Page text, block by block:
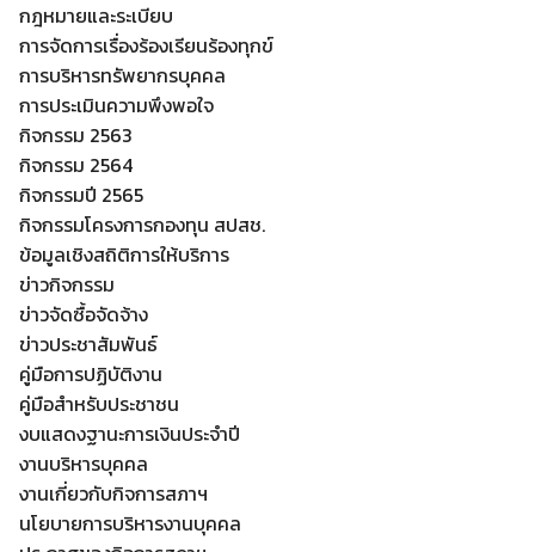
กฎหมายและระเบียบ
การจัดการเรื่องร้องเรียนร้องทุกข์
การบริหารทรัพยากรบุคคล
การประเมินความพึงพอใจ
กิจกรรม 2563
กิจกรรม 2564
กิจกรรมปี 2565
กิจกรรมโครงการกองทุน สปสช.
ข้อมูลเชิงสถิติการให้บริการ
ข่าวกิจกรรม
ข่าวจัดซื้อจัดจ้าง
ข่าวประชาสัมพันธ์
คู่มือการปฏิบัติงาน
คู่มือสำหรับประชาชน
งบแสดงฐานะการเงินประจำปี
งานบริหารบุคคล
งานเกี่ยวกับกิจการสภาฯ
นโยบายการบริหารงานบุคคล